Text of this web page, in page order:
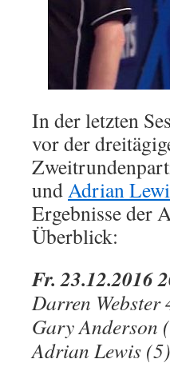
In der letzten
vor der
undAdrian
Ergebnisse der
Überblick:
Fr. 23.12.2016
Darren
Gary Anderson
Adrian Lewis